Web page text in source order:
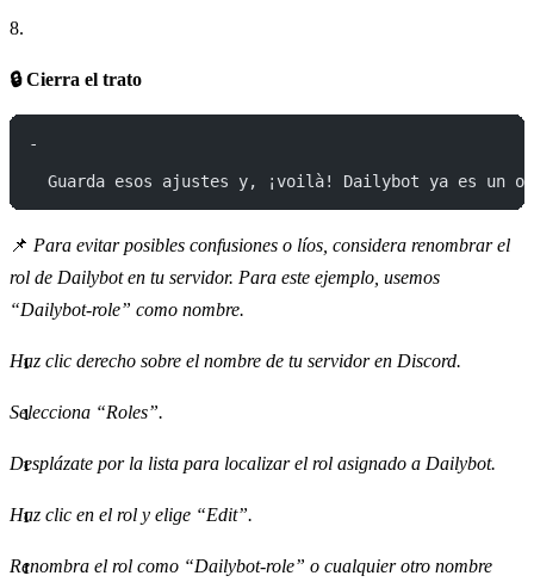
8.
🔒 Cierra el trato
-
Guarda esos ajustes y, ¡voilà! Dailybot ya es un
📌 Para evitar posibles confusiones o líos, considera renombrar el
rol de Dailybot en tu servidor. Para este ejemplo, usemos
“Dailybot-role” como nombre.
Haz clic derecho sobre el nombre de tu servidor en Discord.
Selecciona “Roles”.
Desplázate por la lista para localizar el rol asignado a Dailybot.
Haz clic en el rol y elige “Edit”.
Renombra el rol como “Dailybot-role” o cualquier otro nombre